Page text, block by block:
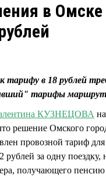
в Омске
тарифу в 18 рублей
тарифы
КУЗНЕЦОВА
решение Омского
провозной тариф для
за одну поездку,
получающего пенсию